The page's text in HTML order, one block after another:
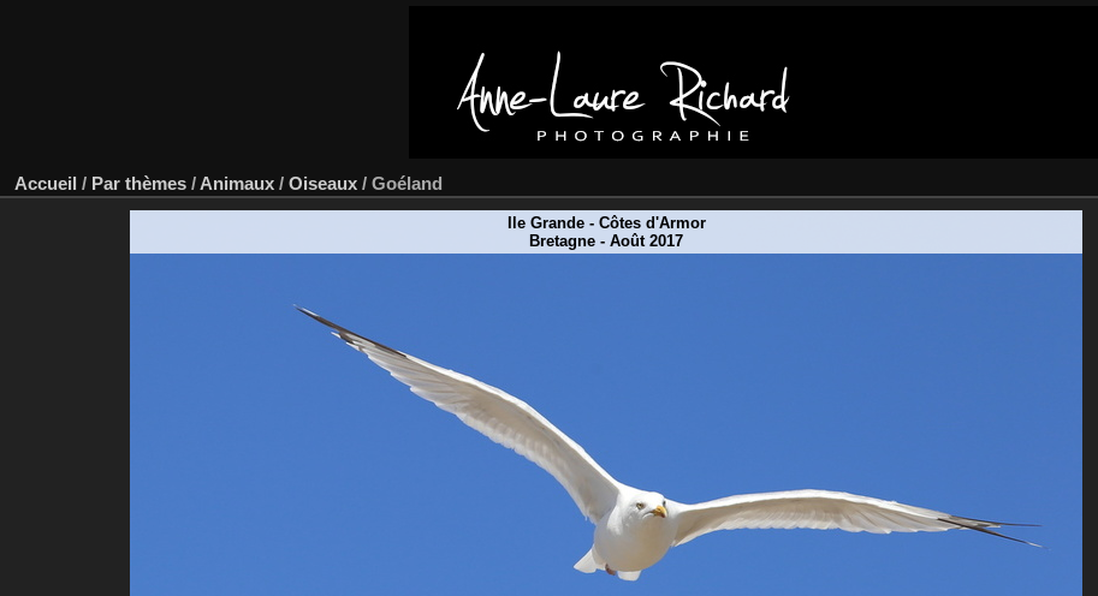
Accueil / Par thèmes / Animaux / Oiseaux / Goéland
Ile Grande - Côtes d'Armor
Bretagne - Août 2017